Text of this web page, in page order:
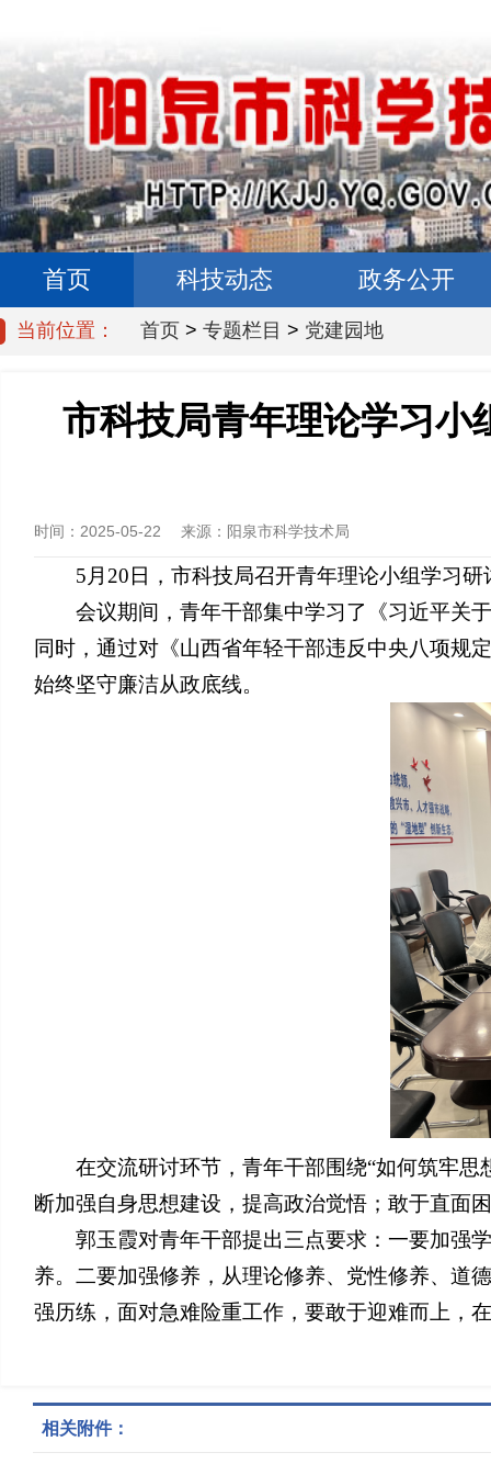
首页 科技动态 政务公开
当前位置： 首页 > 专题栏目 > 党建园地
市科技局青年理论学习
时间：2025-05-22 来源： 阳泉市科学技术局
5月20日，市科技局召开青年理论小组学习
会议期间，青年干部集中学习了《习近平关
同时，通过对《山西省年轻干部违反中央八项规
始终坚守廉洁从政底线。
在交流研讨环节，青年干部围绕“如何筑牢
断加强自身思想建设，提高政治觉悟；敢于直面
郭玉霞对青年干部提出三点要求：一要加强
养。二要加强修养，从理论修养、党性修养、道
强历练，面对急难险重工作，要敢于迎难而上，
相关附件：